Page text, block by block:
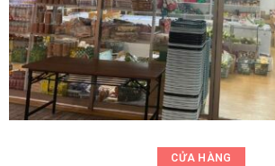
CỬA HÀNG